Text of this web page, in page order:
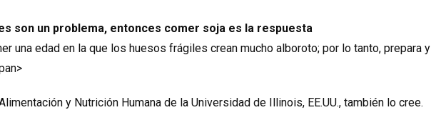
son un problema, entonces comer soja es la respuesta
una edad en la que los huesos frágiles crean mucho alboroto; por lo tanto, prepara y
y Nutrición Humana de la Universidad de Illinois, EE.UU., también lo cree.